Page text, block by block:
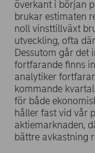
överkant i början
brukar estimaten
noll vinsttillväxt
utveckling, ofta
Dessutom går det
fortfarande finns
analytiker
kommande
för både
håller fast vid vår
aktiemarknaden,
bättre avkastning